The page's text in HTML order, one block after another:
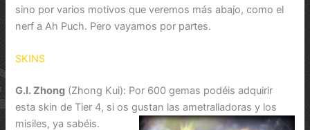
sino por varios motivos que veremos más abajo, como el
nerf a Ah Puch. Pero vayamos por partes.
SKINS
G.I. Zhong (Zhong Kui): Por 600 gemas podéis adquirir
esta skin de Tier 4, si os gustan las ametralladoras y los
misiles, ya sabéis.